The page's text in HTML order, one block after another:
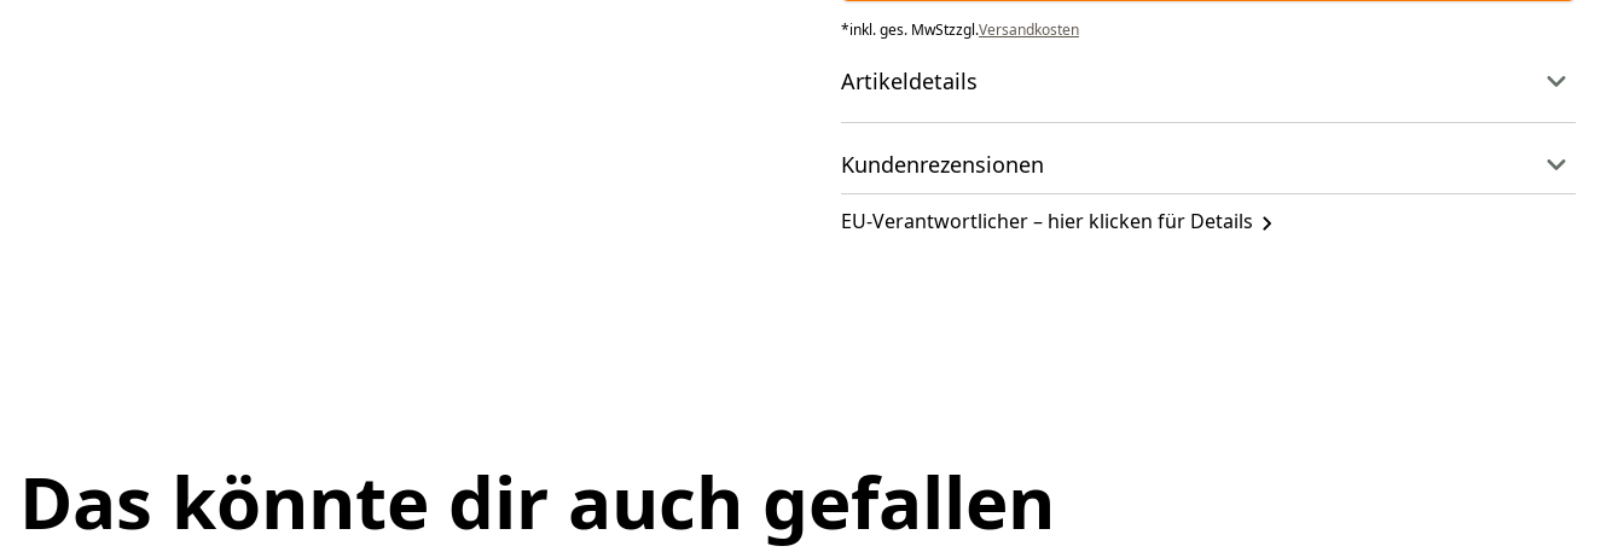
*inkl. ges. MwStzzgl.Versandkosten
Artikeldetails
Kundenrezensionen
EU-Verantwortlicher – hier klicken für Details
Das könnte dir auch gefallen